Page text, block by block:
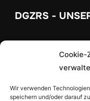
Cookie-
Wir verwenden
speichern und/oder darauf
DGZRS -